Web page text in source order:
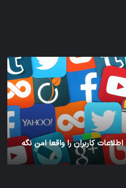
نخستین
وسیله
کاملا
خودران
نقلیه
اپل
29 دسامبر 2021
نخستین وسیله کاملا خودران نقلیه